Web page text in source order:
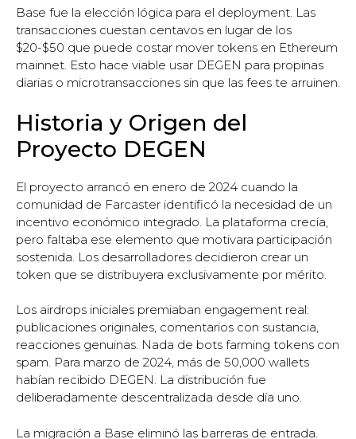
Base fue la elección lógica para el deployment. Las
transacciones cuestan centavos en lugar de los
$20-$50 que puede costar mover tokens en Ethereum
mainnet. Esto hace viable usar DEGEN para propinas
diarias o microtransacciones sin que las fees te arruinen.
Historia y Origen del
Proyecto DEGEN
El proyecto arrancó en enero de 2024 cuando la
comunidad de Farcaster identificó la necesidad de un
incentivo económico integrado. La plataforma crecía,
pero faltaba ese elemento que motivara participación
sostenida. Los desarrolladores decidieron crear un
token que se distribuyera exclusivamente por mérito.
Los airdrops iniciales premiaban engagement real:
publicaciones originales, comentarios con sustancia,
reacciones genuinas. Nada de bots farming tokens con
spam. Para marzo de 2024, más de 50,000 wallets
habían recibido DEGEN. La distribución fue
deliberadamente descentralizada desde día uno.
La migración a Base eliminó las barreras de entrada.